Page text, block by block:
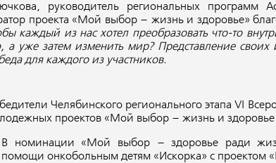
руководитель региональных программ
проекта «Мой выбор – жизнь и здоровье»
каждый из нас хотел преобразовать что-то
а уже затем изменить мир? Представление
для каждого из участников.
Челябинского регионального этапа VI
проектов «Мой выбор – жизнь и
В номинации «Мой выбор – здоровье ради
помощи онкобольным детям «Искорка» с проектом